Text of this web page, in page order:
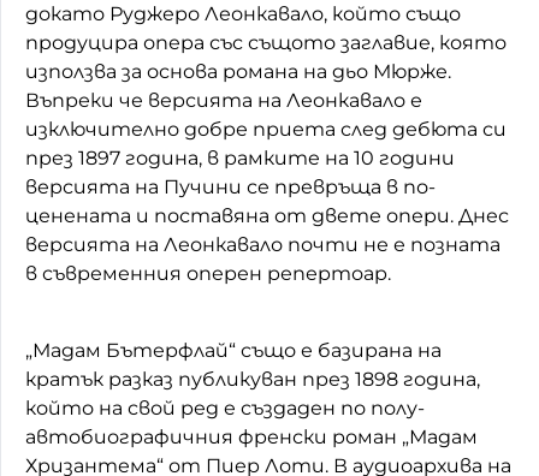
докато Руджеро Леонкавало, който също
продуцира опера със същото заглавие, която
използва за основа романа на дьо Мюрже.
Въпреки че версията на Леонкавало е
изключително добре приета след дебюта си
през 1897 година, в рамките на 10 години
версията на Пучини се превръща в по-
ценената и поставяна от двете опери. Днес
версията на Леонкавало почти не е позната
в съвременния оперен репертоар.
„Мадам Бътерфлай“ също е базирана на
кратък разказ публикуван през 1898 година,
който на свой ред е създаден по полу-
автобиографичния френски роман „Мадам
Хризантема“ от Пиер Лоти. В аудиоархива на